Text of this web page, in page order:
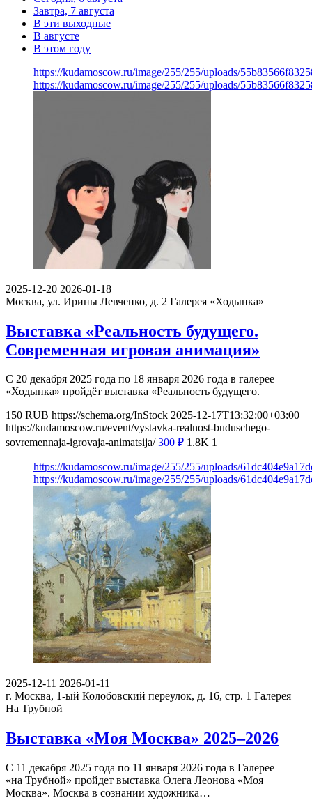
Завтра, 7 августа
В эти выходные
В августе
В этом году
https://kudamoscow.ru/image/255/255/uploads/
https://kudamoscow.ru/image/255/255/uploads/
2025-12-20 2026-01-18
Москва, ул. Ирины Левченко, д. 2 Галерея «Ходынка»
Выставка «Реальность будущего.
Современная игровая анимация»
С 20 декабря 2025 года по 18 января 2026 года в галерее
«Ходынка» пройдёт выставка «Реальность будущего.
150 RUB https://schema.org/InStock 2025-12-17T13:32:00+03:00
https://kudamoscow.ru/event/vystavka-realnost-buduschego-
sovremennaja-igrovaja-animatsija/ 300 ₽ 1.8K 1
https://kudamoscow.ru/image/255/255/uploads/
https://kudamoscow.ru/image/255/255/uploads/
2025-12-11 2026-01-11
г. Москва, 1-ый Колобовский переулок, д. 16, стр. 1 Галерея
На Трубной
Выставка «Моя Москва» 2025–2026
С 11 декабря 2025 года по 11 января 2026 года в Галерее
«на Трубной» пройдет выставка Олега Леонова «Моя
Москва». Москва в сознании художника…